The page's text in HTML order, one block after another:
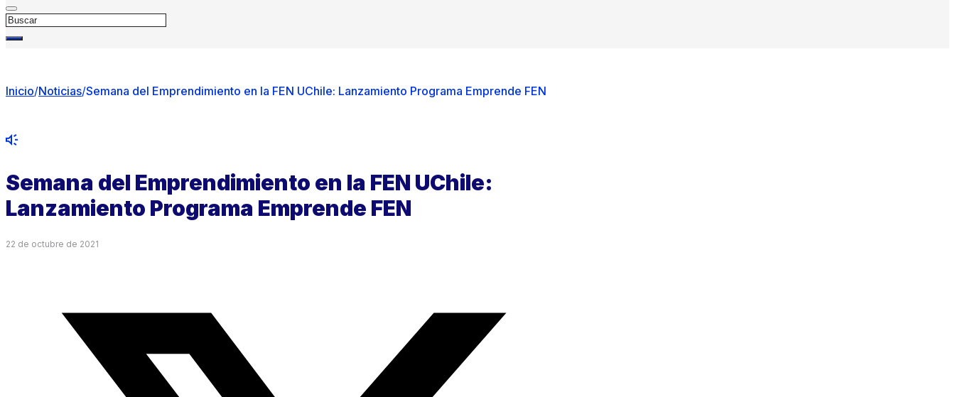
Buscar
Inicio/Noticias/Semana del Emprendimiento en la FEN UChile: Lanzamiento Programa Emprende FEN
Semana del Emprendimiento en la FEN UChile:
Lanzamiento Programa Emprende FEN
22 de octubre de 2021